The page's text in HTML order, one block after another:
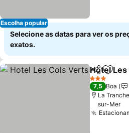
Escolha popular
Selecione as datas para ver os
exatos.
Partilhar
Hotel
3 Estrelas
7,5 Boa
La
sur-Mer